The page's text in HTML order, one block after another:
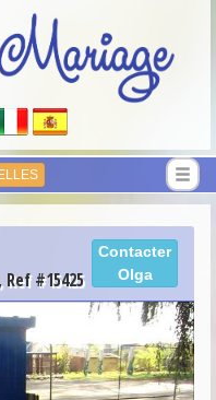
#15425
Contacter
Olga